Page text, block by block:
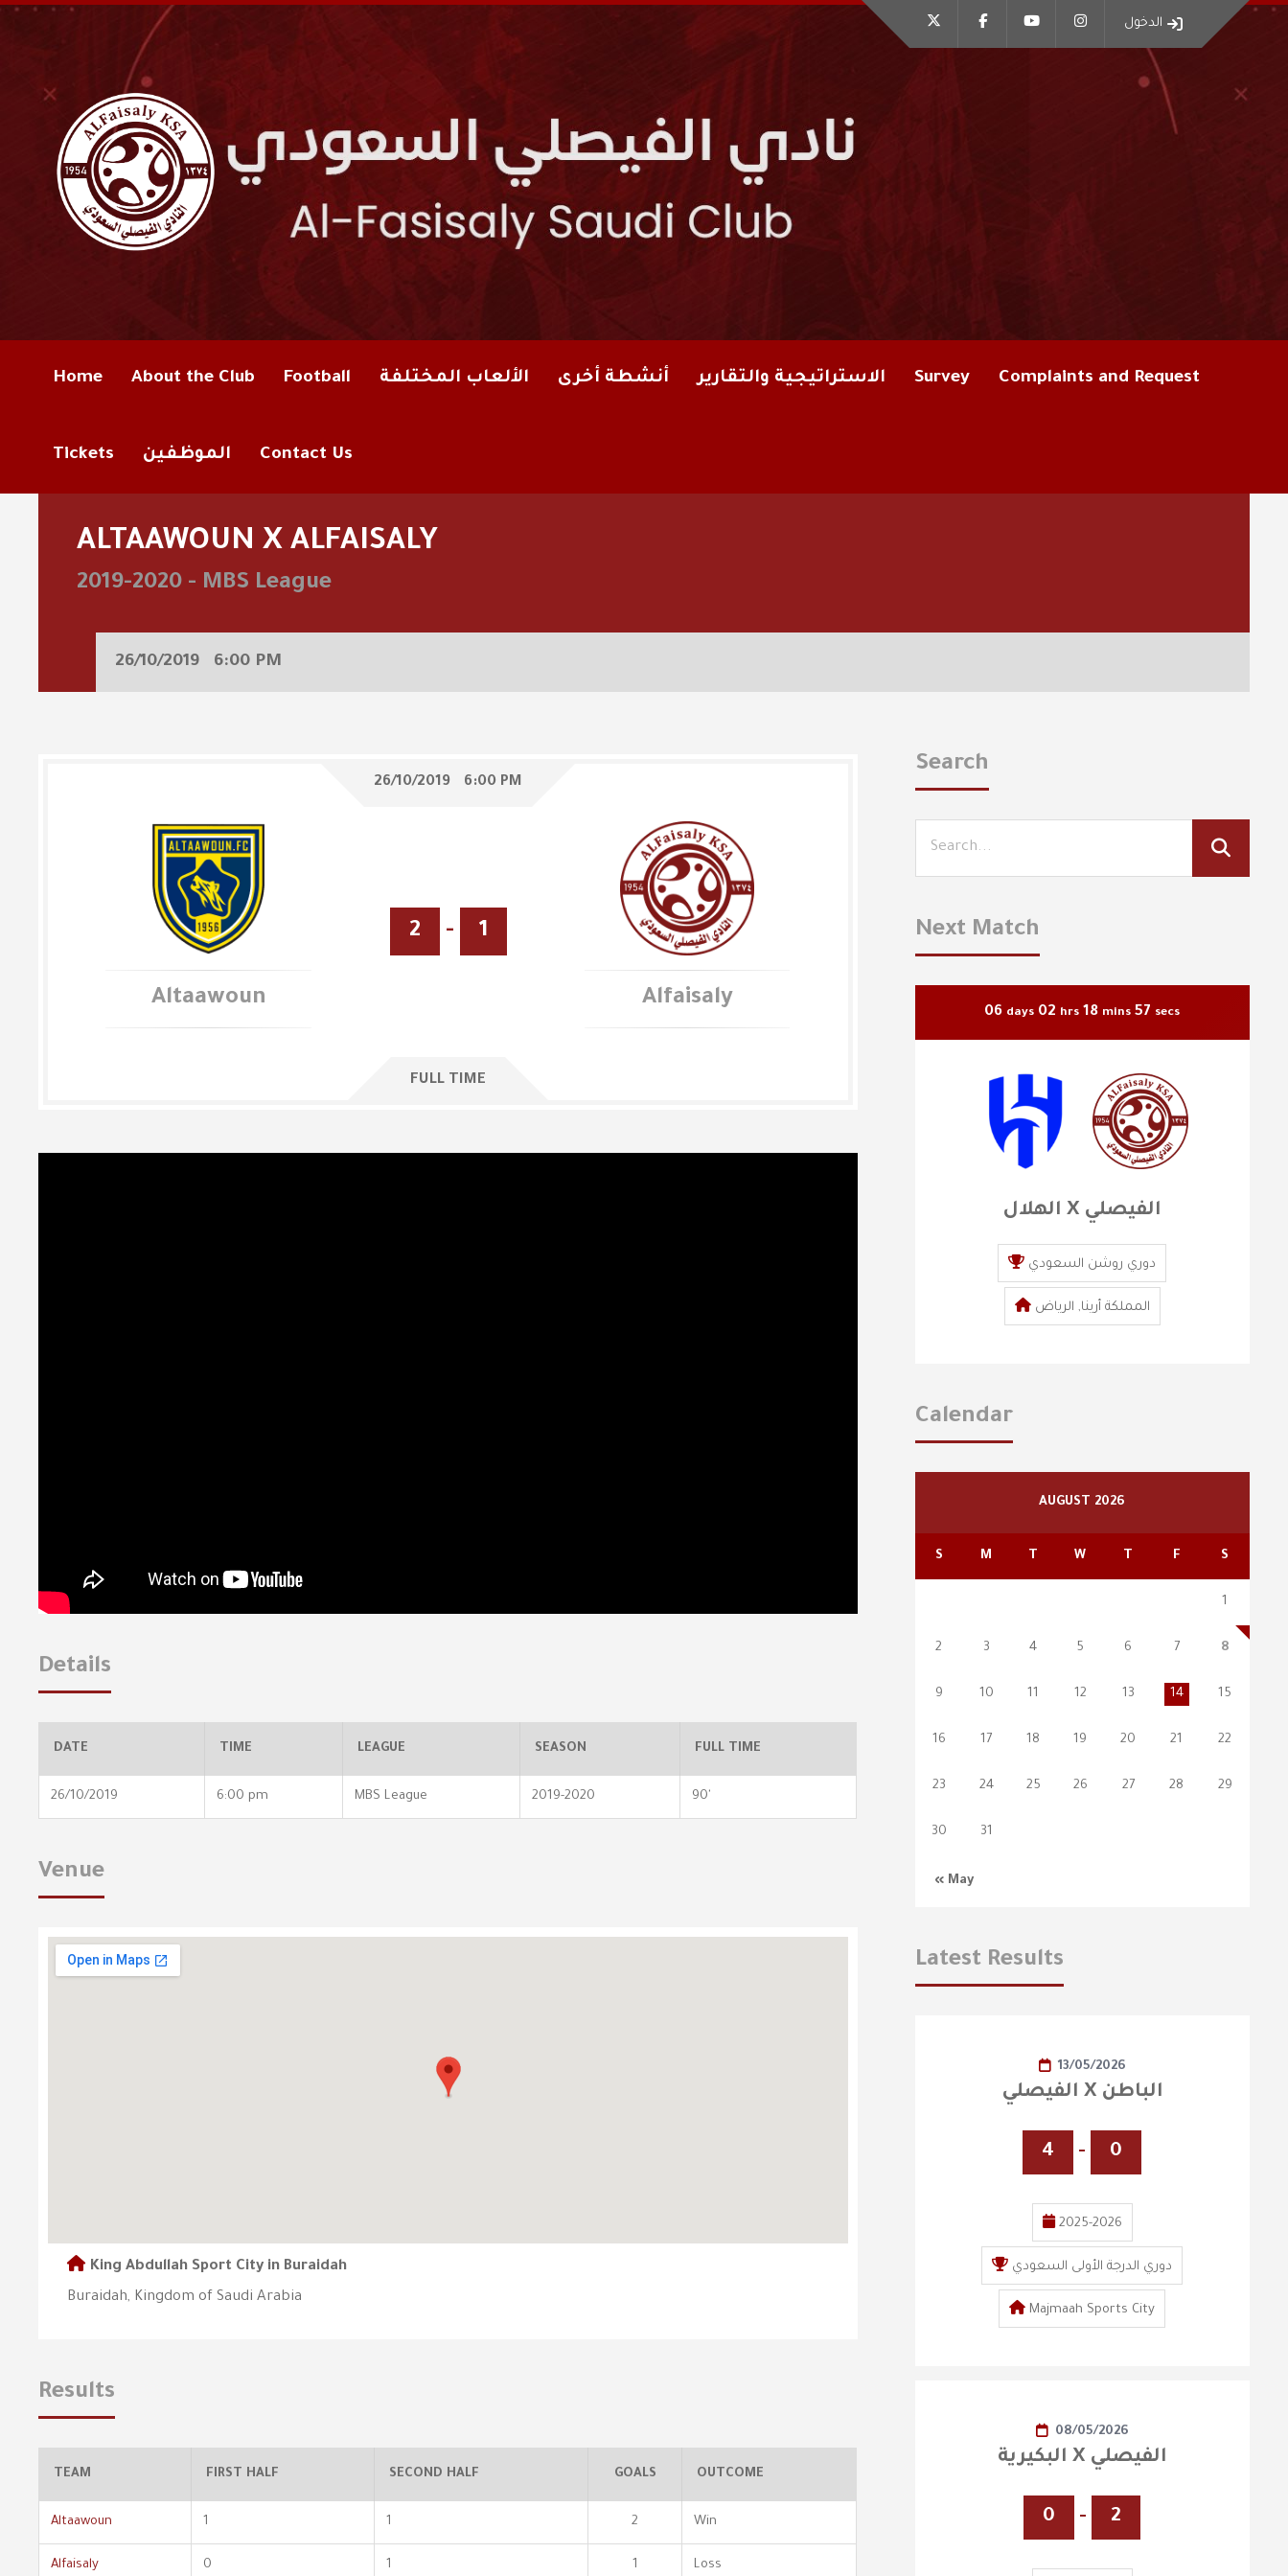
الدخول
Home About the Club Football الألعاب المختلفة أنشطة أخرى الاستراتيجية والتقارير Survey Complaints and Request
Tickets الموظفين Contact Us
ALTAAWOUN X ALFAISALY
2019-2020 - MBS League
26/10/2019 6:00 PM
26/10/2019 6:00 PM
Altaawoun
2 - 1
Alfaisaly
FULL TIME
Details
DATE TIME LEAGUE SEASON FULL TIME
26/10/2019 6:00 pm MBS League 2019-2020 90'
Venue
King Abdullah Sport City in Buraidah
Buraidah, Kingdom of Saudi Arabia
Results
TEAM FIRST HALF SECOND HALF GOALS OUTCOME
Altaawoun 1 1 2 Win
Alfaisaly 0 1 1 Loss
Search
Next Match
06 days 02 hrs 18 mins 56 secs
الهلال X الفيصلي
دوري روشن السعودي
المملكة أرينا, الرياض
Calendar
AUGUST 2026
S M T W T F S
« May
1
2 3 4 5 6 7 8
9 10 11 12 13 14 15
16 17 18 19 20 21 22
23 24 25 26 27 28 29
30 31
Latest Results
13/05/2026
الفيصلي X الباطن
4 - 0
2025-2026
دوري الدرجة الأولى السعودي
Majmaah Sports City
08/05/2026
البكيرية X الفيصلي
0 - 2